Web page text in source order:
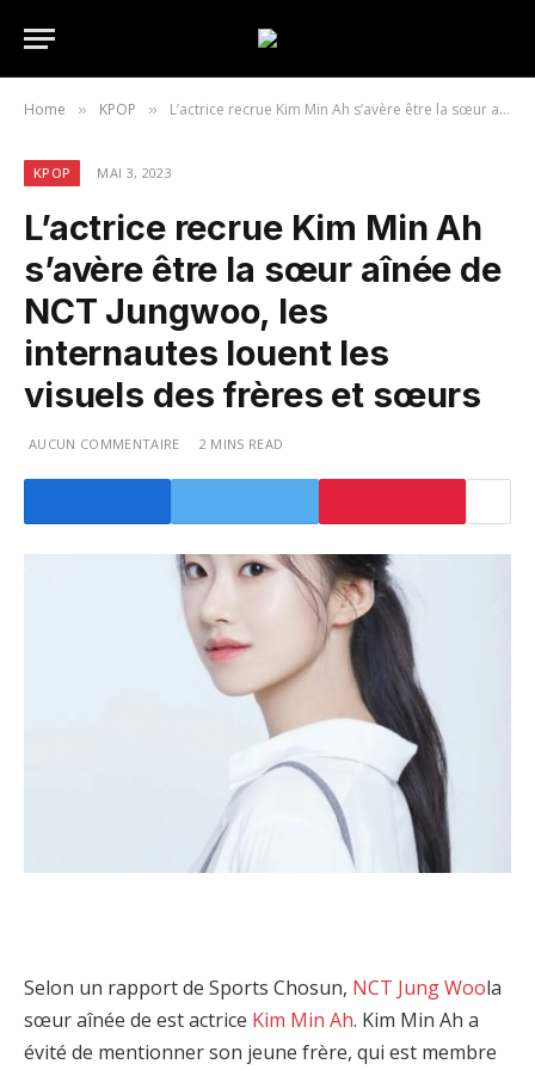
Home » KPOP » L’actrice recrue Kim Min Ah s’avère être la sœur aînée de NCT Jungwoo, les internautes louent les visuels des frères et sœurs
KPOP MAI 3, 2023
L’actrice recrue Kim Min Ah
s’avère être la sœur aînée de
NCT Jungwoo, les
internautes louent les
visuels des frères et sœurs
AUCUN COMMENTAIRE 2 MINS READ
Selon un rapport de Sports Chosun, NCT Jung Woola
sœur aînée de est actrice Kim Min Ah. Kim Min Ah a
évité de mentionner son jeune frère, qui est membre